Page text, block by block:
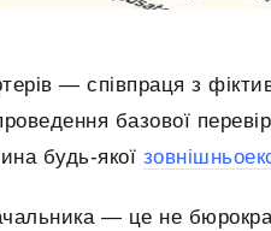
— співпраця з
базової
будь-якої
— це не